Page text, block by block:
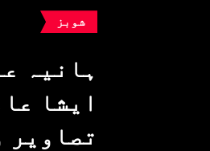
شوبز
ہانیہ
ایشا
تصاویر